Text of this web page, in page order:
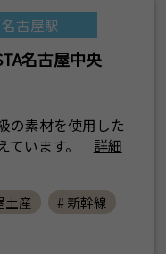
名古屋駅
名古屋中央
の素材を使用した
います。
詳細
土産
# 新幹線